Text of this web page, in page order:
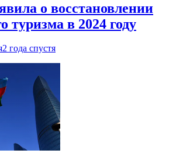
о восстановлении
туризма в 2024 году
2 года спустя